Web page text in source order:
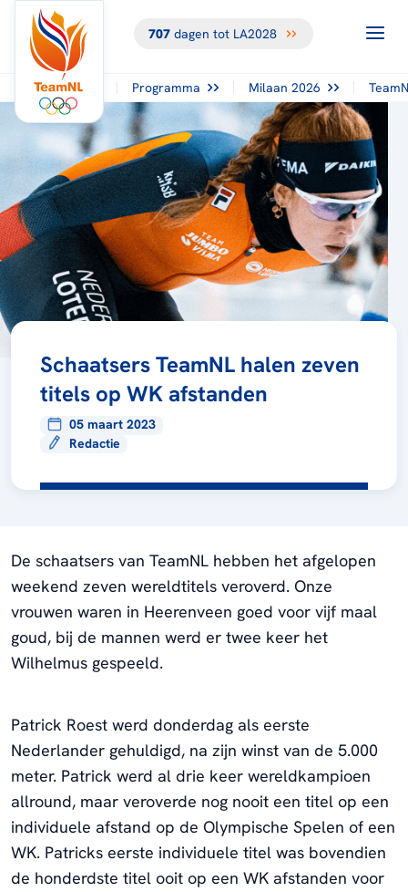
707dagen tot LA2028
Programma Milaan 2026
Schaatsers TeamNL halen zeven
titels op WK afstanden
05 maart 2023
Redactie
De schaatsers van TeamNL hebben het afgelopen
weekend zeven wereldtitels veroverd. Onze
vrouwen waren in Heerenveen goed voor vijf maal
goud, bij de mannen werd er twee keer het
Wilhelmus gespeeld.
Patrick Roest werd donderdag als eerste
Nederlander gehuldigd, na zijn winst van de 5.000
meter. Patrick werd al drie keer wereldkampioen
allround, maar veroverde nog nooit een titel op een
individuele afstand op de Olympische Spelen of een
WK. Patricks eerste individuele titel was bovendien
de honderdste titel ooit op een WK afstanden voor